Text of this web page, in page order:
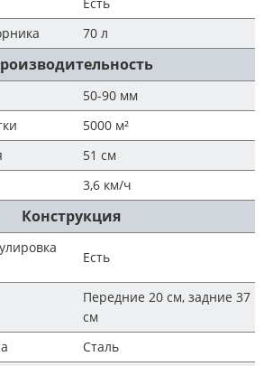
70 л
50-90 мм
5000 м²
51 см
3,6 км/ч
Конструкция
Есть
Передние 20 см, задние 37
см
Сталь